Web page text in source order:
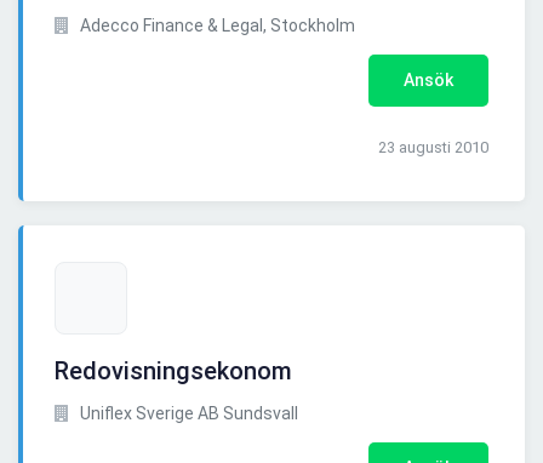
Adecco Finance & Legal, Stockholm
Ansök
23 augusti 2010
Redovisningsekonom
Uniflex Sverige AB Sundsvall